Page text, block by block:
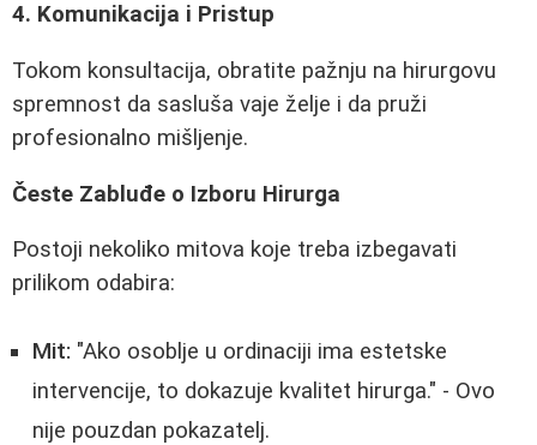
4. Komunikacija i Pristup
Tokom konsultacija, obratite pažnju na hirurgovu
spremnost da sasluša vaje želje i da pruži
profesionalno mišljenje.
Česte Zabluđe o Izboru Hirurga
Postoji nekoliko mitova koje treba izbegavati
prilikom odabira:
Mit: "Ako osoblje u ordinaciji ima estetske
intervencije, to dokazuje kvalitet hirurga." - Ovo
nije pouzdan pokazatelj.